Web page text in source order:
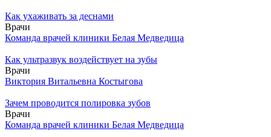
Как ухаживать за деснами
Врачи
Команда врачей клиники Белая Медведица
Как ультразвук воздействует на зубы
Врачи
Виктория Витальевна Костыгова
Зачем проводится полировка зубов
Врачи
Команда врачей клиники Белая Медведица